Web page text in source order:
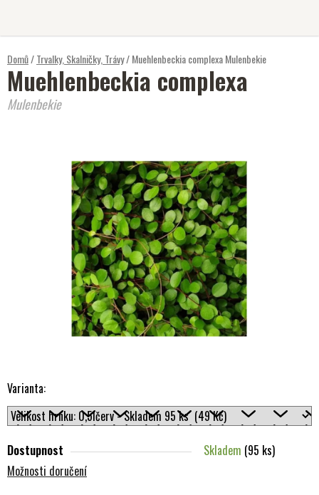
Domů/Trvalky, Skalničky, Trávy/Muehlenbeckia complexaMulenbekie
Varianta:
Dostupnost Skladem (95 ks)
Možnosti doručení
Muehlenbeckia complexa
Mulenbekie